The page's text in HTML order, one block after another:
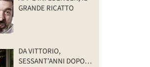
GRANDE RICATTO
DA VITTORIO,
SESSANT’ANNI DOPO: